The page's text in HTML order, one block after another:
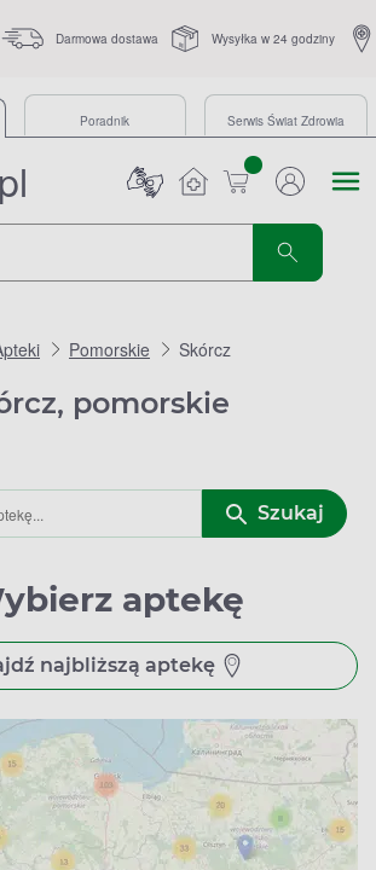
Darmowa dostawa Wysyłka w 24 godziny
Poradnik Serwis Świat Zdrowia
sztuk
Pomorskie Skórcz
pomorskie
Szukaj
aptekę
najbliższą aptekę